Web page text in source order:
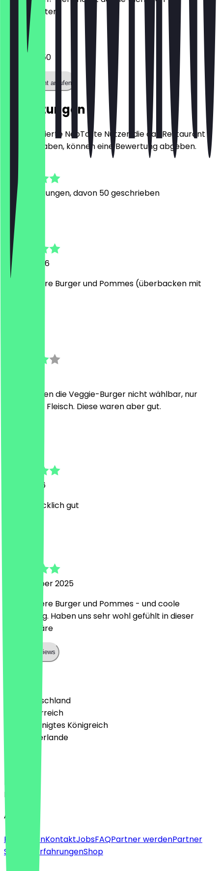
Kontaktdaten.
Telefon
0408515550
Restaurant anrufen
Bewertungen
Nur registrierte NeoTaste Nutzer, die das Restaurant
besucht haben, können eine Bewertung abgeben.
Bewertungen, davon 50 geschrieben
Anett
26. Juli 2026
Sehr leckere Burger und Pommes (überbacken mit
Leider waren die Veggie-Burger nicht wählbar, nur
Burger mit Fleisch. Diese waren aber gut.
2. Mai 2026
Geschmacklich gut
3. Dezember 2025
Sehr leckere Burger und Pommes - und coole
Einrichtung. Haben uns sehr wohl gefühlt in dieser
Atmosphäre
Show all reviews
🇩🇪 Deutschland
🇦🇹 Österreich
🇬🇧 Vereinigtes Königreich
🇳🇱 Niederlande
Deutsch
English
About
Für FirmenKontaktJobsFAQPartner werdenPartner
Support
ErfahrungenShop